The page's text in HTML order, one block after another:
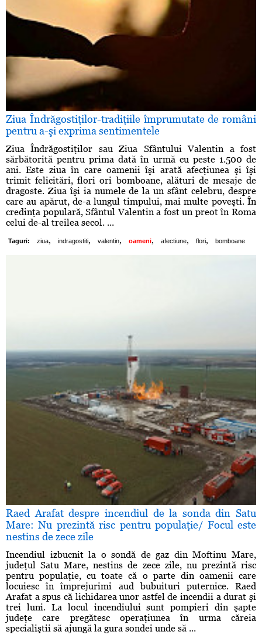
Ziua Îndrăgostiţilor-tradiţiile împrumutate de români
pentru a-şi exprima sentimentele
Ziua Îndrăgostiţilor sau Ziua Sfântului Valentin a fost
sărbătorită pentru prima dată în urmă cu peste 1.500 de
ani. Este ziua în care oamenii îşi arată afecţiunea şi îşi
trimit felicitări, flori ori bomboane, alături de mesaje de
dragoste. Ziua îşi ia numele de la un sfânt celebru, despre
care au apărut, de-a lungul timpului, mai multe poveşti. În
credinţa populară, Sfântul Valentin a fost un preot în Roma
celui de-al treilea secol. ...
Taguri: ziua, indragostiti, valentin, oameni, afectiune, flori, bomboane
Raed Arafat despre incendiul de la sonda din Satu
Mare: Nu prezintă risc pentru populaţie/ Focul este
nestins de zece zile
Incendiul izbucnit la o sondă de gaz din Moftinu Mare,
judeţul Satu Mare, nestins de zece zile, nu prezintă risc
pentru populaţie, cu toate că o parte din oamenii care
locuiesc în împrejurimi aud bubuituri puternice. Raed
Arafat a spus că lichidarea unor astfel de incendii a durat şi
trei luni. La locul incendiului sunt pompieri din şapte
judeţe care pregătesc operaţiunea în urma căreia
specialiştii să ajungă la gura sondei unde să ...